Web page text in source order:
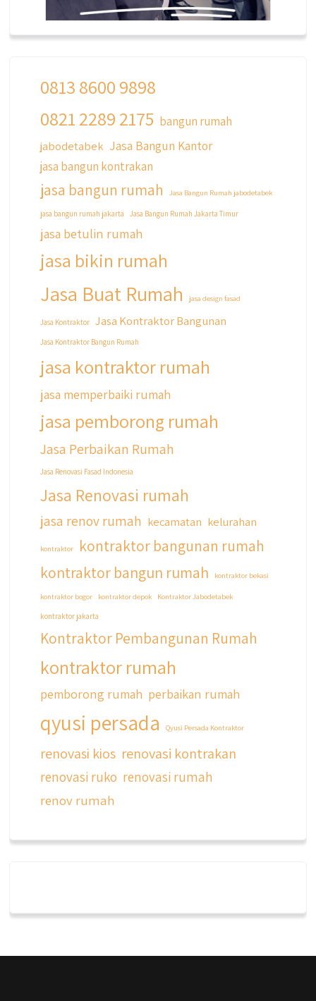
qyusipersada
3 years ago
Siapa yang udah masuk List untuk Bangun
dan Renovasi rumah Di @qyusipersada
Untuk informasi lebih lanjut terkait program
di bio yaa
#jasabangunrumahjakarta
#jasarenovasirumahjakarta
#kontraktorjakarta #kontraktorbangunan
#kontraktorbangunanjakarta
#kontraktorbekasi #kontraktorinteriorjakarta
#jasabangunrumahdepok
#jasarenovasirumahbekasi
#jasadesainrumahmurah
#jasadesainrumahjakarta
#kontraktorbangunanjabodetabek
#jasabangunrumahjabodetabek
#qyusipersada
dengan budget 400an, kira kira gimana ya
0813 8600 9898
0821 2289 2175 bangun rumah
jabodetabek Jasa Bangun Kantor
jasa bangun kontrakan
jasa bangun rumah Jasa Bangun Rumah jabodetabek
jasa bangun rumah jakarta Jasa Bangun Rumah Jakarta Timur
jasa betulin rumah
jasa bikin rumah
Jasa Buat Rumah jasa design fasad
Jasa Kontraktor Jasa Kontraktor Bangunan
Jasa Kontraktor Bangun Rumah
jasa kontraktor rumah
jasa memperbaiki rumah
jasa pemborong rumah
Jasa Perbaikan Rumah
Jasa Renovasi Fasad Indonesia
Jasa Renovasi rumah
jasa renov rumah kecamatan kelurahan
kontraktor
kontraktor bangunan rumah
kontraktor bangun rumah
kontraktor bekasi
kontraktor bogor kontraktor depok
Kontraktor Jabodetabek
kontraktor jakarta
Kontraktor Pembangunan Rumah
kontraktor rumah
pemborong rumah perbaikan rumah
qyusi persada Qyusi Persada Kontraktor
renovasi kios renovasi kontrakan
renovasi ruko renovasi rumah
renov rumah